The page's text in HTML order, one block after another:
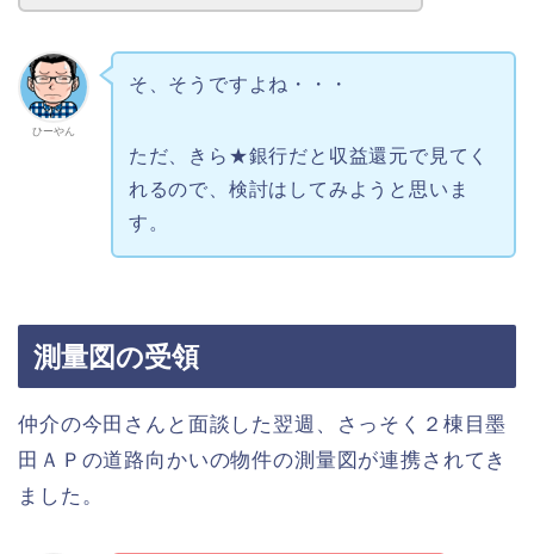
ひーやん
そ、そうですよね・・・
ただ、きら★銀行だと収益還元で見てく
れるので、検討はしてみようと思いま
す。
測量図の受領
仲介の今田さんと面談した翌週、さっそく２棟目墨
田ＡＰの道路向かいの物件の測量図が連携されてき
ました。